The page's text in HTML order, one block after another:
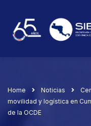
Home Noticias
movilidad y logística en
de la OCDE